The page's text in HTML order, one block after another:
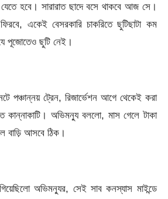
যেতে হবে। সারারাত ছাদে বসে থাকবে আজ সে।
একেই বেসরকারি চাকরিতে ছুটিছাটা কম
পূজোতেও ছুটি নেই।
পঞ্চান্নয় ট্রেন, রিজার্ভেশন আগে থেকেই করা
কান্নাকাটি। অভিমন্যু বললো, মাস গেলে টাকা
বাড়ি আসবে ঠিক।
অভিমন্যুর, সেই সাব কনস্যাস মাইন্ডে